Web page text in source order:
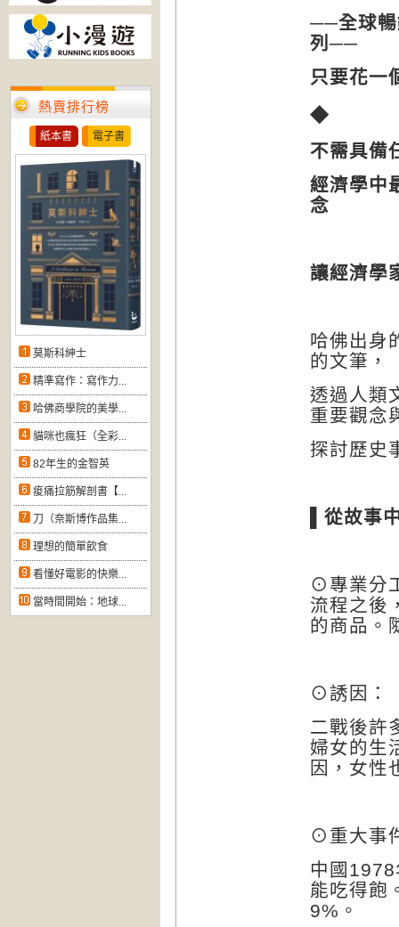
熱賣排行榜
紙本書 電子書
莫斯科紳士
精準寫作：寫作力...
哈佛商學院的美學...
貓咪也瘋狂（全彩...
82年生的金智英
痠痛拉筋解剖書【...
刀（奈斯博作品集...
理想的簡單飲食
看懂好電影的快樂...
當時間開始：地球...
──全球暢
列──
只要花一
◆
不需具備
經濟學中
念
讓經濟學
哈佛出身
的文筆，
透過人類
重要觀念
探討歷史
從故事
⊙專業分
流程之後
的商品。
⊙誘因：
二戰後許
婦女的生
因，女性
⊙重大事
中國 1978
能吃得飽
9% 。